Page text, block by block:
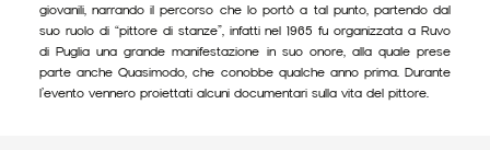
giovanili, narrando il percorso che lo portò a tal punto, partendo dal
suo ruolo di “pittore di stanze”, infatti nel 1965 fu organizzata a Ruvo
di Puglia una grande manifestazione in suo onore, alla quale prese
parte anche Quasimodo, che conobbe qualche anno prima. Durante
l’evento vennero proiettati alcuni documentari sulla vita del pittore.